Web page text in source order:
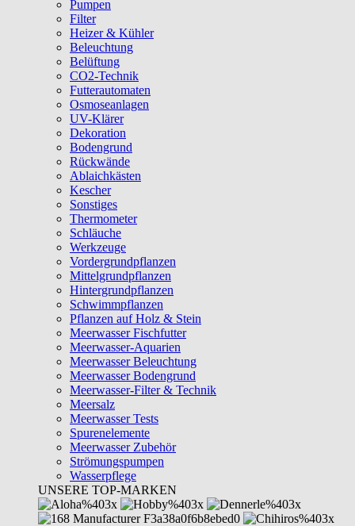
Pumpen
Filter
Heizer & Kühler
Beleuchtung
Belüftung
CO2-Technik
Futterautomaten
Osmoseanlagen
UV-Klärer
Dekoration
Bodengrund
Rückwände
Ablaichkästen
Kescher
Sonstiges
Thermometer
Schläuche
Werkzeuge
Vordergrundpflanzen
Mittelgrundpflanzen
Hintergrundpflanzen
Schwimmpflanzen
Pflanzen auf Holz & Stein
Meerwasser Fischfutter
Meerwasser-Aquarien
Meerwasser Beleuchtung
Meerwasser Bodengrund
Meerwasser-Filter & Technik
Meersalz
Meerwasser Tests
Spurenelemente
Meerwasser Zubehör
Strömungspumpen
Wasserpflege
UNSERE TOP-MARKEN